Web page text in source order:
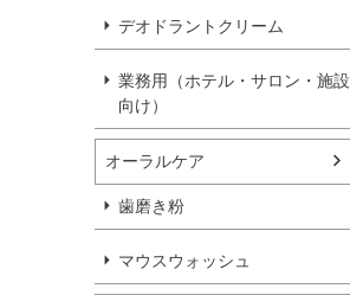
デオドラントクリーム
業務用（ホテル・サロン・施設
向け）
オーラルケア
歯磨き粉
マウスウォッシュ